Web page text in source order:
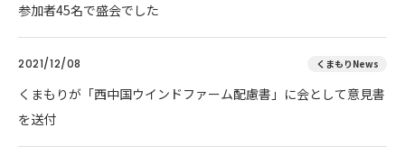
参加者45名で盛会でした
2021/12/08 くまもりNews
くまもりが「西中国ウインドファーム配慮書」に会として意見書
を送付